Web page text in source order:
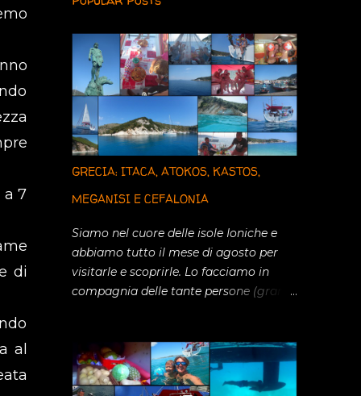
a 7
di
al
GRECIA: ITACA, ATOKOS, KASTOS,
MEGANISI E CEFALONIA
Siamo nel cuore delle isole Ioniche e
abbiamo tutto il mese di agosto per
visitarle e scoprirle. Lo facciamo in
compagnia delle tante persone (grandi
Camilla, Carlotta, Davide, Anna, Laura,
Francesco, Paola, Mario e Greta. Con
tutti loro abbiamo passato momenti